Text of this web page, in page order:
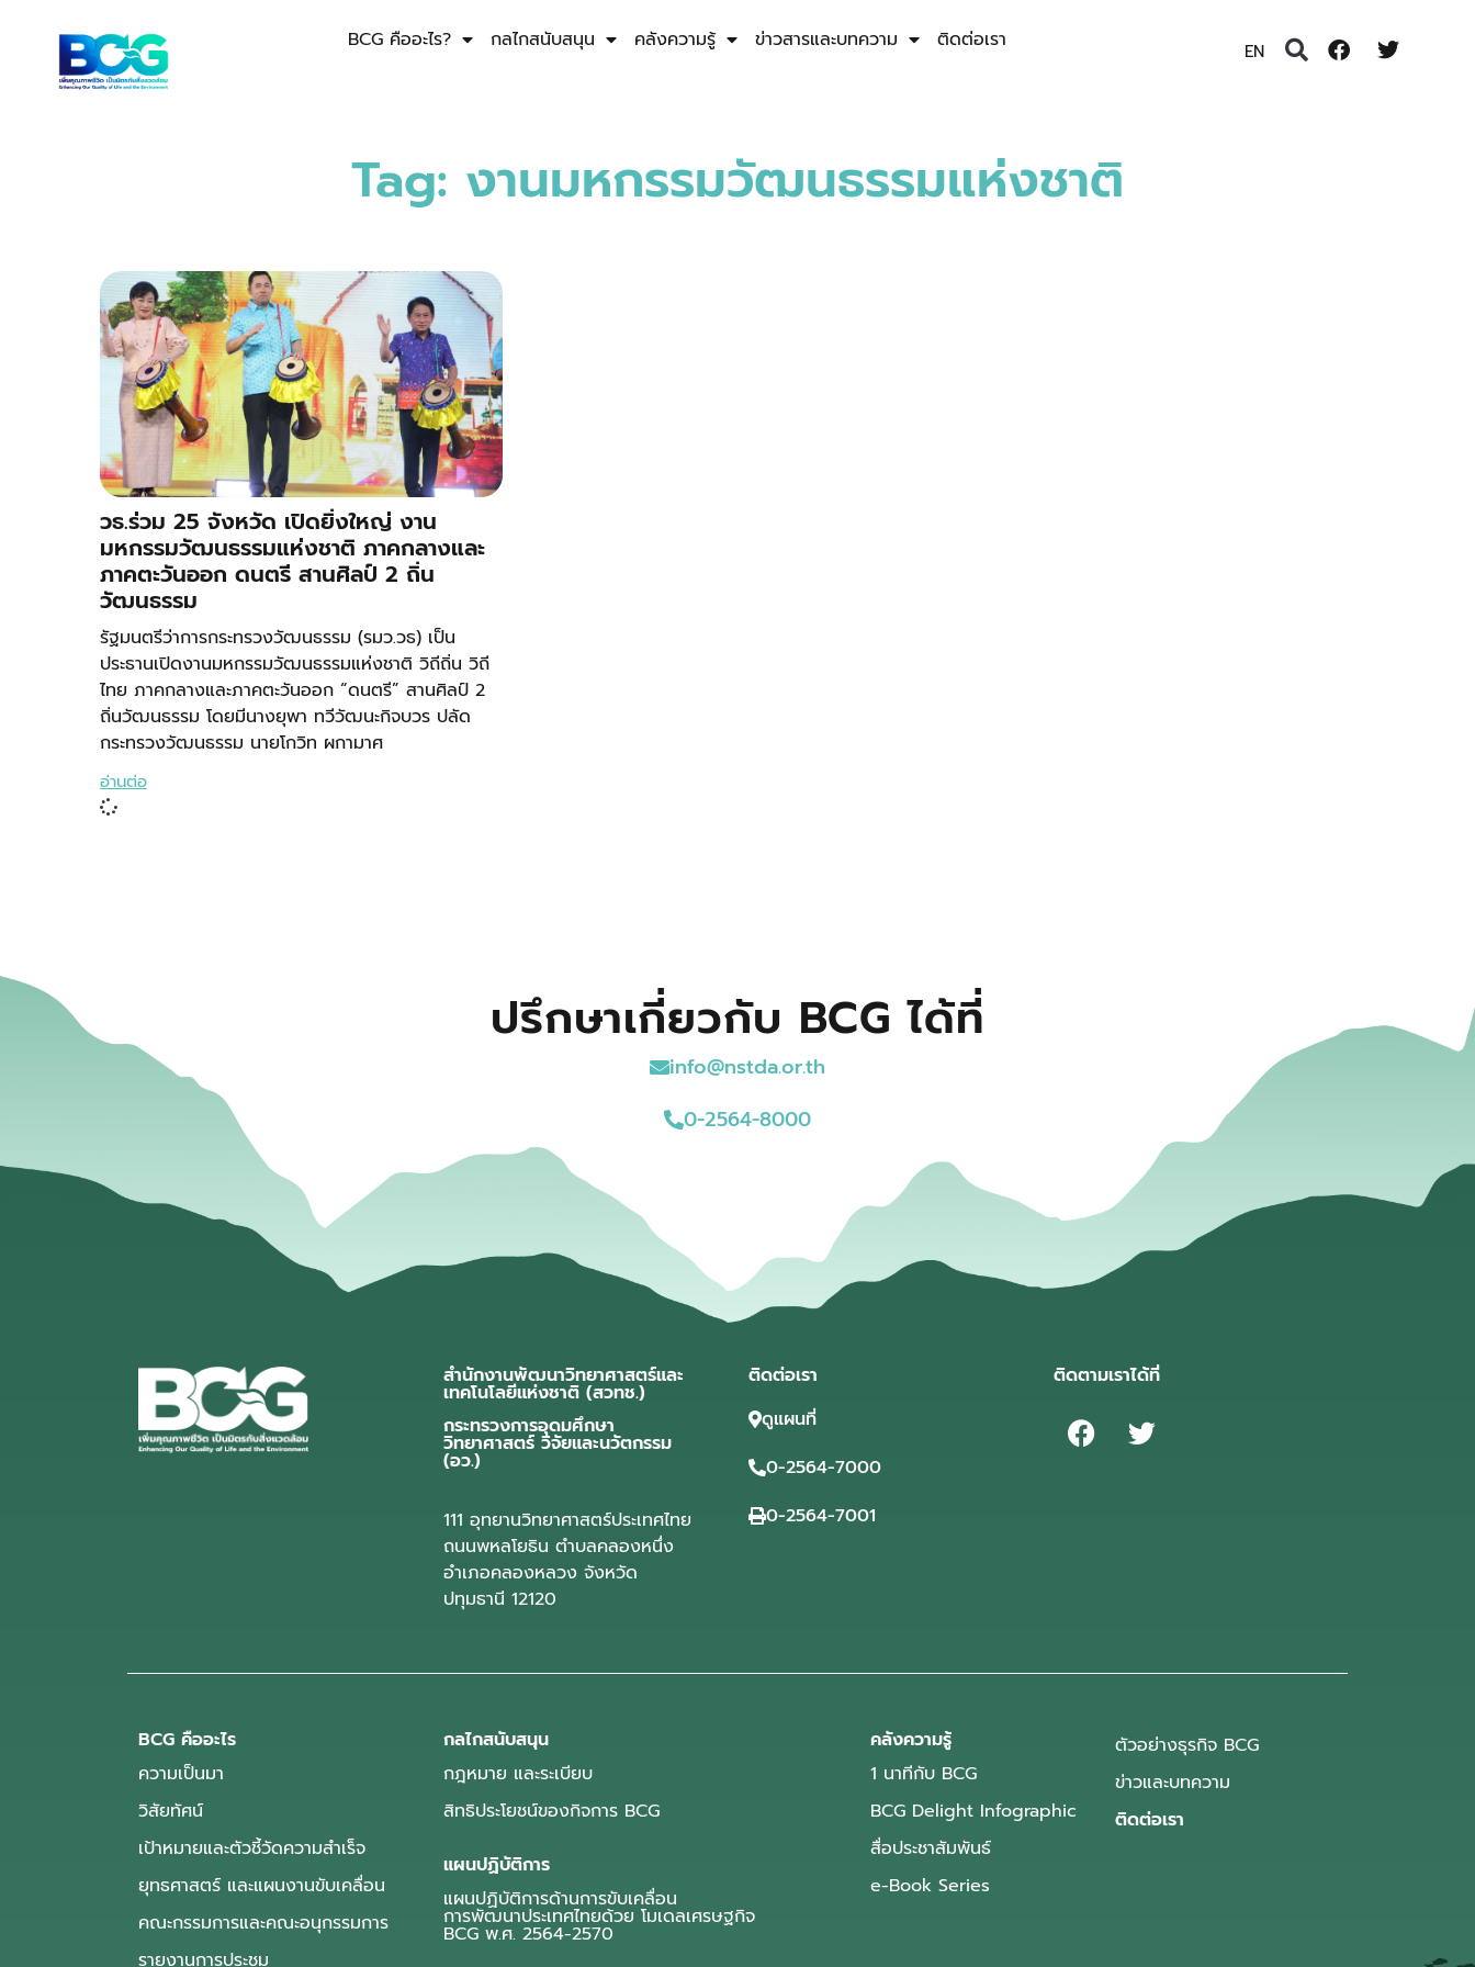
BCG คืออะไร? กลไกสนับสนุน คลังความรู้ ข่าวสารและบทความ ติดต่อเรา EN
Tag: งานมหกรรมวัฒนธรรมแห่งชาติ
วธ.ร่วม 25 จังหวัด เปิดยิ่งใหญ่ งาน
มหกรรมวัฒนธรรมแห่งชาติ ภาคกลางและ
ภาคตะวันออก ดนตรี สานศิลป์ 2 ถิ่น
วัฒนธรรม
รัฐมนตรีว่าการกระทรวงวัฒนธรรม (รมว.วธ) เป็น
ประธานเปิดงานมหกรรมวัฒนธรรมแห่งชาติ วิถีถิ่น วิถี
ไทย ภาคกลางและภาคตะวันออก “ดนตรี” สานศิลป์ 2
ถิ่นวัฒนธรรม โดยมีนางยุพา ทวีวัฒนะกิจบวร ปลัด
กระทรวงวัฒนธรรม นายโกวิท ผกามาศ
อ่านต่อ
ปรึกษาเกี่ยวกับ BCG ได้ที่
info@nstda.or.th
0-2564-8000
สำนักงานพัฒนาวิทยาศาสตร์และ
เทคโนโลยีแห่งชาติ (สวทช.)
กระทรวงการอุดมศึกษา
วิทยาศาสตร์ วิจัยและนวัตกรรม
(อว.)
111 อุทยานวิทยาศาสตร์ประเทศไทย
ถนนพหลโยธิน ตำบลคลองหนึ่ง
อำเภอคลองหลวง จังหวัด
ปทุมธานี 12120
ติดต่อเรา
ดูแผนที่
0-2564-7000
0-2564-7001
ติดตามเราได้ที่
BCG คืออะไร
ความเป็นมา
วิสัยทัศน์
เป้าหมายและตัวชี้วัดความสำเร็จ
ยุทธศาสตร์ และแผนงานขับเคลื่อน
คณะกรรมการและคณะอนุกรรมการ
รายงานการประชุม
กลไกสนับสนุน
กฎหมาย และระเบียบ
สิทธิประโยชน์ของกิจการ BCG
แผนปฏิบัติการ
แผนปฏิบัติการด้านการขับเคลื่อน
การพัฒนาประเทศไทยด้วย โมเดลเศรษฐกิจ
BCG พ.ศ. 2564-2570
คลังความรู้
1 นาทีกับ BCG
BCG Delight Infographic
สื่อประชาสัมพันธ์
e-Book Series
ตัวอย่างธุรกิจ BCG
ข่าวและบทความ
ติดต่อเรา